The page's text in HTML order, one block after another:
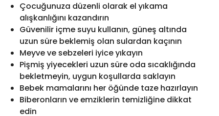
Çocuğunuza düzenli olarak el yıkama
alışkanlığını kazandırın
Güvenilir içme suyu kullanın, güneş altında
uzun süre beklemiş olan sulardan kaçının
Meyve ve sebzeleri iyice yıkayın
Pişmiş yiyecekleri uzun süre oda sıcaklığında
bekletmeyin, uygun koşullarda saklayın
Bebek mamalarını her öğünde taze hazırlayın
Biberonların ve emziklerin temizliğine dikkat
edin